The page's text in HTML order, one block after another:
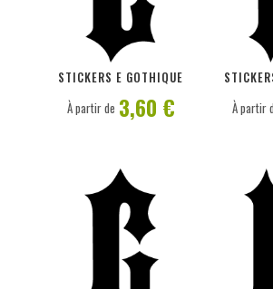
STICKERS E GOTHIQUE
PERSONNALISER
À partir de 3,60 € À partir